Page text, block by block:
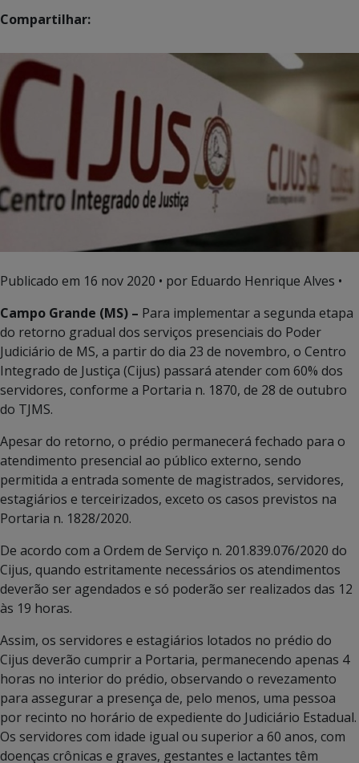
Compartilhar:
Publicado em 16 nov 2020 • por Eduardo Henrique Alves •
Campo Grande (MS) – Para implementar a segunda etapa
do retorno gradual dos serviços presenciais do Poder
Judiciário de MS, a partir do dia 23 de novembro, o Centro
Integrado de Justiça (Cijus) passará atender com 60% dos
servidores, conforme a Portaria n. 1870, de 28 de outubro
do TJMS.
Apesar do retorno, o prédio permanecerá fechado para o
atendimento presencial ao público externo, sendo
permitida a entrada somente de magistrados, servidores,
estagiários e terceirizados, exceto os casos previstos na
Portaria n. 1828/2020.
De acordo com a Ordem de Serviço n. 201.839.076/2020 do
Cijus, quando estritamente necessários os atendimentos
deverão ser agendados e só poderão ser realizados das 12
às 19 horas.
Assim, os servidores e estagiários lotados no prédio do
Cijus deverão cumprir a Portaria, permanecendo apenas 4
horas no interior do prédio, observando o revezamento
para assegurar a presença de, pelo menos, uma pessoa
por recinto no horário de expediente do Judiciário Estadual.
Os servidores com idade igual ou superior a 60 anos, com
doenças crônicas e graves, gestantes e lactantes têm